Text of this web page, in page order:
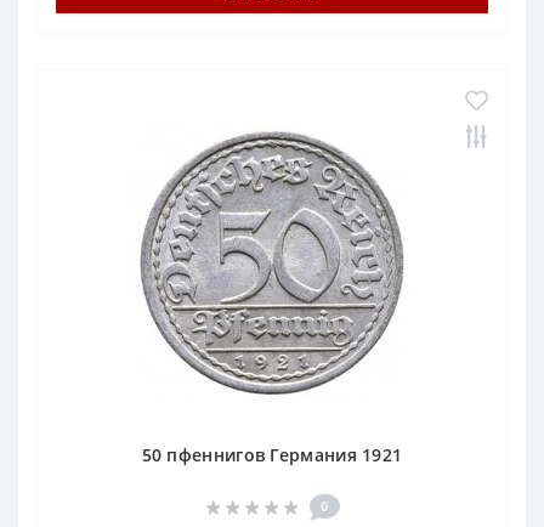
50 пфеннигов Германия 1921
0